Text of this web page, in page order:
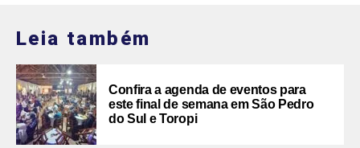
Leia também
Confira a agenda de eventos para
este final de semana em São Pedro
do Sul e Toropi